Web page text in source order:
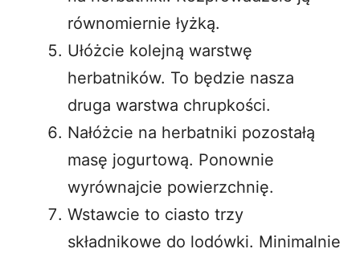
równomiernie łyżką.
Ułóżcie kolejną warstwę
herbatników. To będzie nasza
druga warstwa chrupkości.
Nałóżcie na herbatniki pozostałą
masę jogurtową. Ponownie
wyrównajcie powierzchnię.
Wstawcie to ciasto trzy
składnikowe do lodówki. Minimalnie